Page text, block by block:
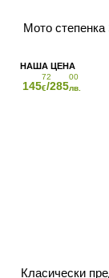
Мото
145
72
€/285
00
лв.
Класически